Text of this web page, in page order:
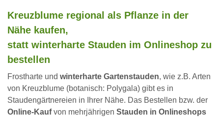
Kreuzblume regional als Pflanze in der
Nähe kaufen,
statt winterharte Stauden im Onlineshop zu
bestellen
Frostharte und winterharte Gartenstauden, wie z.B. Arten
von Kreuzblume (botanisch: Polygala) gibt es in
Staudengärtnereien in Ihrer Nähe. Das Bestellen bzw. der
Online-Kaufvon mehrjährigen Stauden in Onlineshops